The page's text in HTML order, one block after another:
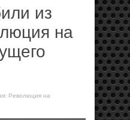
из
на
Революция на